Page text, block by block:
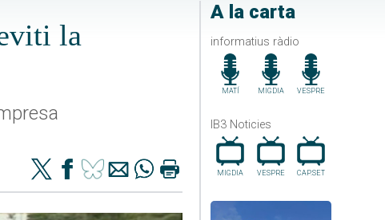
A la carta
informatius ràdio
MATÍ MIGDIA VESPRE
IB3 Noticies
MIGDIA VESPRE CAP.SET
la